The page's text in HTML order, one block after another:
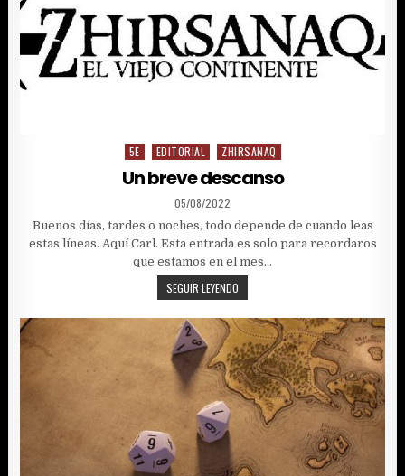
Posted
in
5E EDITORIAL ZHIRSANAQ
Un breve descanso
PUBLISHED
DATE:
05/08/2022
Buenos días, tardes o noches, todo depende de cuando leas
estas líneas. Aquí Carl. Esta entrada es solo para recordaros
que estamos en el mes…
SEGUIR LEYENDO
BREVE
DESCANSO